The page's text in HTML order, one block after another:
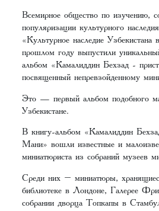
Всемирное общество по изучению,
популяризации культурного
«Культурное наследие
прошлом году выпустили
альбом «Камалиддин Бехзад -
посвященный непревзойденному
Это — первый альбом подобного
Узбекистане.
В книгу-альбом «Камалиддин
Мани» вошли известные и
миниатюриста из собраний музеев
Среди них – миниатюры,
библиотеке в Лондоне, Галерее
собрании дворца Топкапы в